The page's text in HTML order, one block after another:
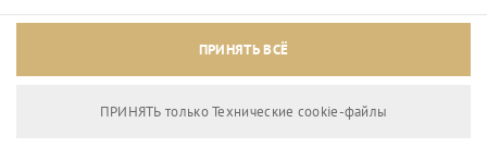
Архивный режим
ПРИНЯТЬ ВСЁ
ПРИНЯТЬ только Технические сookie-файлы